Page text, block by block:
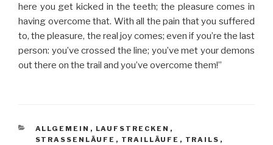
here you get kicked in the teeth; the pleasure comes in
having overcome that. With all the pain that you suffered
to, the pleasure, the real joy comes; even if you’re the last
person: you’ve crossed the line; you’ve met your demons
out there on the trail and you’ve overcome them!”
KATEGORIEN
ALLGEMEIN , LAUFSTRECKEN ,
STRASSENLÄUFE
, TRAILLÄUFE , TRAILS ,